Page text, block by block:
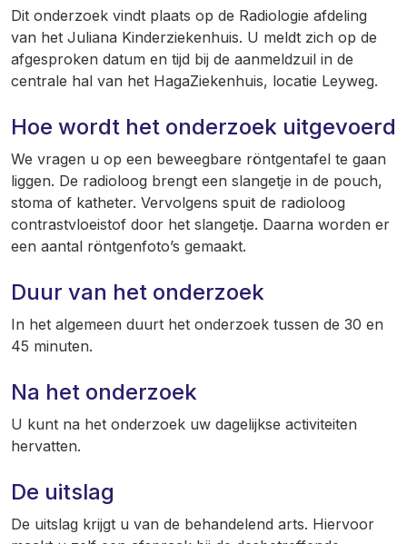
Dit onderzoek vindt plaats op de Radiologie afdeling
van het Juliana Kinderziekenhuis. U meldt zich op de
afgesproken datum en tijd bij de aanmeldzuil in de
centrale hal van het HagaZiekenhuis, locatie Leyweg.
Hoe wordt het onderzoek uitgevoerd
We vragen u op een beweegbare röntgentafel te gaan
liggen. De radioloog brengt een slangetje in de pouch,
stoma of katheter. Vervolgens spuit de radioloog
contrastvloeistof door het slangetje. Daarna worden er
een aantal röntgenfoto’s gemaakt.
Duur van het onderzoek
In het algemeen duurt het onderzoek tussen de 30 en
45 minuten.
Na het onderzoek
U kunt na het onderzoek uw dagelijkse activiteiten
hervatten.
De uitslag
De uitslag krijgt u van de behandelend arts. Hiervoor